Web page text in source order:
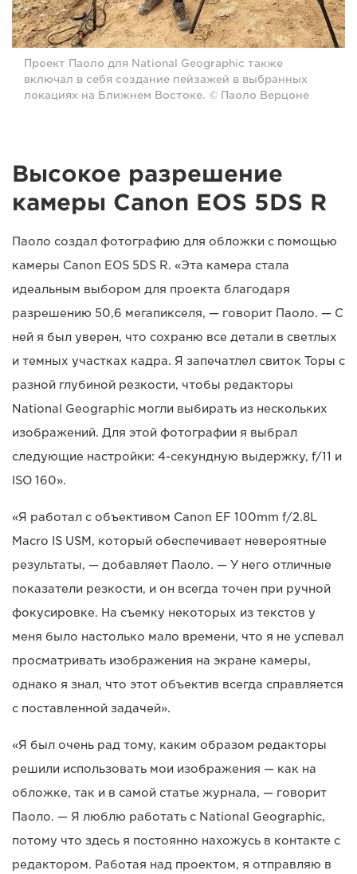
Проект Паоло для National Geographic также
включал в себя создание пейзажей в выбранных
локациях на Ближнем Востоке. © Паоло Верцоне
Высокое разрешение
камеры Canon EOS 5DS R
Паоло создал фотографию для обложки с помощью
камеры Canon EOS 5DS R. «Эта камера стала
идеальным выбором для проекта благодаря
разрешению 50,6 мегапикселя, — говорит Паоло. — С
ней я был уверен, что сохраню все детали в светлых
и темных участках кадра. Я запечатлел свиток Торы с
разной глубиной резкости, чтобы редакторы
National Geographic могли выбирать из нескольких
изображений. Для этой фотографии я выбрал
следующие настройки: 4-секундную выдержку, f/11 и
ISO 160».
«Я работал с объективом Canon EF 100mm f/2.8L
Macro IS USM, который обеспечивает невероятные
результаты, — добавляет Паоло. — У него отличные
показатели резкости, и он всегда точен при ручной
фокусировке. На съемку некоторых из текстов у
меня было настолько мало времени, что я не успевал
просматривать изображения на экране камеры,
однако я знал, что этот объектив всегда справляется
с поставленной задачей».
«Я был очень рад тому, каким образом редакторы
решили использовать мои изображения — как на
обложке, так и в самой статье журнала, — говорит
Паоло. — Я люблю работать с National Geographic,
потому что здесь я постоянно нахожусь в контакте с
редактором. Работая над проектом, я отправляю в